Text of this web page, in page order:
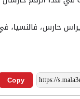
Copy